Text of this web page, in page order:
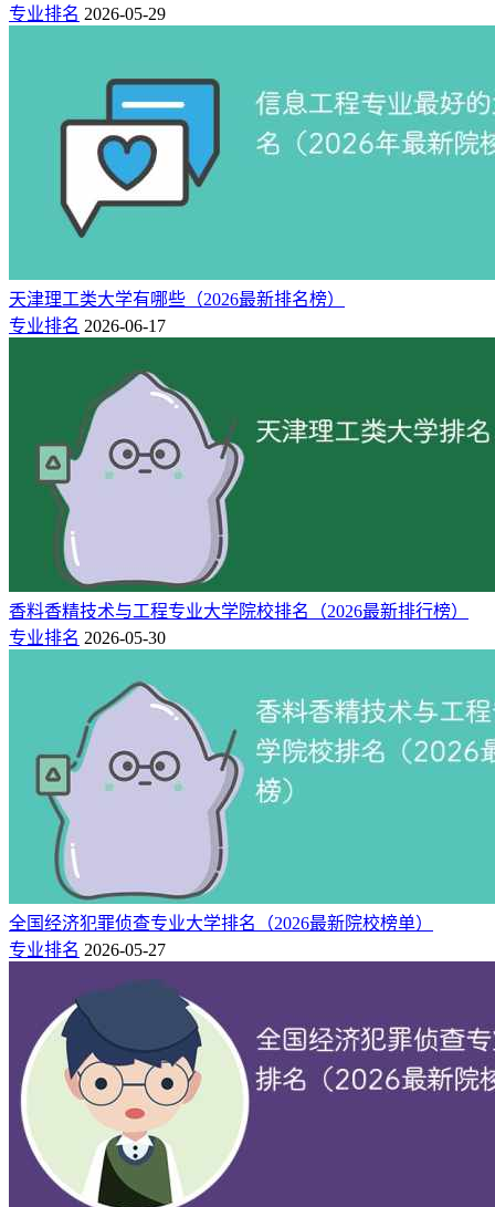
专业排名 2026-05-29
天津理工类大学有哪些（2026最新排名榜）
专业排名 2026-06-17
香料香精技术与工程专业大学院校排名（2026最新排行榜）
专业排名 2026-05-30
全国经济犯罪侦查专业大学排名（2026最新院校榜单）
专业排名 2026-05-27